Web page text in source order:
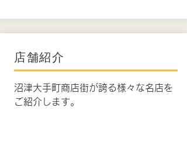
店舗紹介
沼津大手町商店街が誇る様々な名店を
ご紹介します。